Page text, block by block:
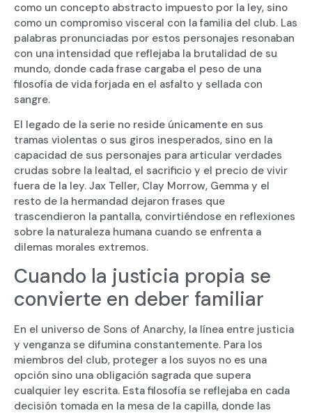
como un concepto abstracto impuesto por la ley, sino
como un compromiso visceral con la familia del club. Las
palabras pronunciadas por estos personajes resonaban
con una intensidad que reflejaba la brutalidad de su
mundo, donde cada frase cargaba el peso de una
filosofía de vida forjada en el asfalto y sellada con
sangre.
El legado de la serie no reside únicamente en sus
tramas violentas o sus giros inesperados, sino en la
capacidad de sus personajes para articular verdades
crudas sobre la lealtad, el sacrificio y el precio de vivir
fuera de la ley. Jax Teller, Clay Morrow, Gemma y el
resto de la hermandad dejaron frases que
trascendieron la pantalla, convirtiéndose en reflexiones
sobre la naturaleza humana cuando se enfrenta a
dilemas morales extremos.
Cuando la justicia propia se
convierte en deber familiar
En el universo de Sons of Anarchy, la línea entre justicia
y venganza se difumina constantemente. Para los
miembros del club, proteger a los suyos no es una
opción sino una obligación sagrada que supera
cualquier ley escrita. Esta filosofía se reflejaba en cada
decisión tomada en la mesa de la capilla, donde las